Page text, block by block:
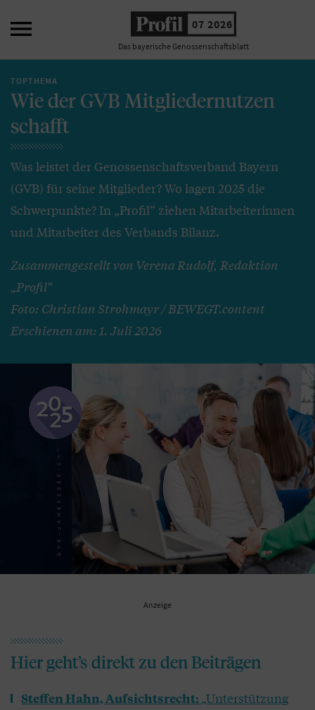
 07 2026
Das bayerische Genossenschaftsblatt
TOPTHEMA
Wie der GVB Mitgliedernutzen
schafft
Was leistet der Genossenschaftsverband Bayern
(GVB) für seine Mitglieder? Wo lagen 2025 die
Schwerpunkte? In „Profil“ ziehen Mitarbeiterinnen
und Mitarbeiter des Verbands Bilanz.
Zusammengestellt von Verena Rudolf, Redaktion
„Profil“
Foto: Christian Strohmayr / BEWEGT.content
Erschienen am: 1. Juli 2026
Anzeige
Hier geht’s direkt zu den Beiträgen
Steffen Hahn, Aufsichtsrecht: „Unterstützung